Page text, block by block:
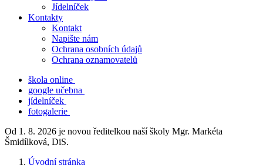
Jídelníček
Kontakty
Kontakt
Napište nám
Ochrana osobních údajů
Ochrana oznamovatelů
škola online
google učebna
jídelníček
fotogalerie
Od 1. 8. 2026 je novou ředitelkou naší školy Mgr. Markéta
Šmidílková, DiS.
Úvodní stránka